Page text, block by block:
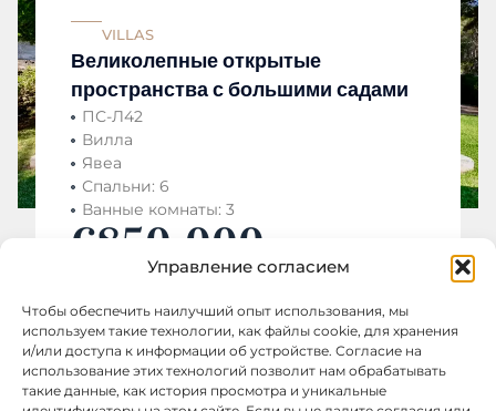
Управление согласием
Чтобы обеспечить наилучший опыт использования, мы
используем такие технологии, как файлы cookie, для хранения
и/или доступа к информации об устройстве. Согласие на
использование этих технологий позволит нам обрабатывать
такие данные, как история просмотра и уникальные
VILLAS
Великолепные открытые
пространства с большими садами
ПС-Л42
Вилла
Явеа
Спальни: 6
Ванные комнаты: 3
€850.000